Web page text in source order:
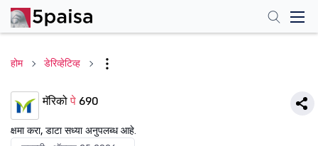
होम डेरिव्हेटिव्ह
मॅरिकोपे 690
क्षमा करा, डाटा सध्या अनुपलब्ध आहे.